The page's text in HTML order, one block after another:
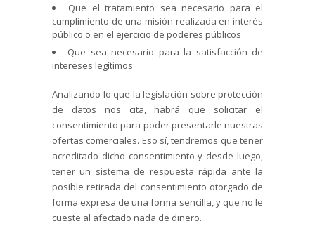
Que el tratamiento sea necesario para el
cumplimiento de una misión realizada en interés
público o en el ejercicio de poderes públicos
Que sea necesario para la satisfacción de
intereses legítimos
Analizando lo que la legislación sobre protección
de datos nos cita, habrá que solicitar el
consentimiento para poder presentarle nuestras
ofertas comerciales. Eso sí, tendremos que tener
acreditado dicho consentimiento y desde luego,
tener un sistema de respuesta rápida ante la
posible retirada del consentimiento otorgado de
forma expresa de una forma sencilla, y que no le
cueste al afectado nada de dinero.